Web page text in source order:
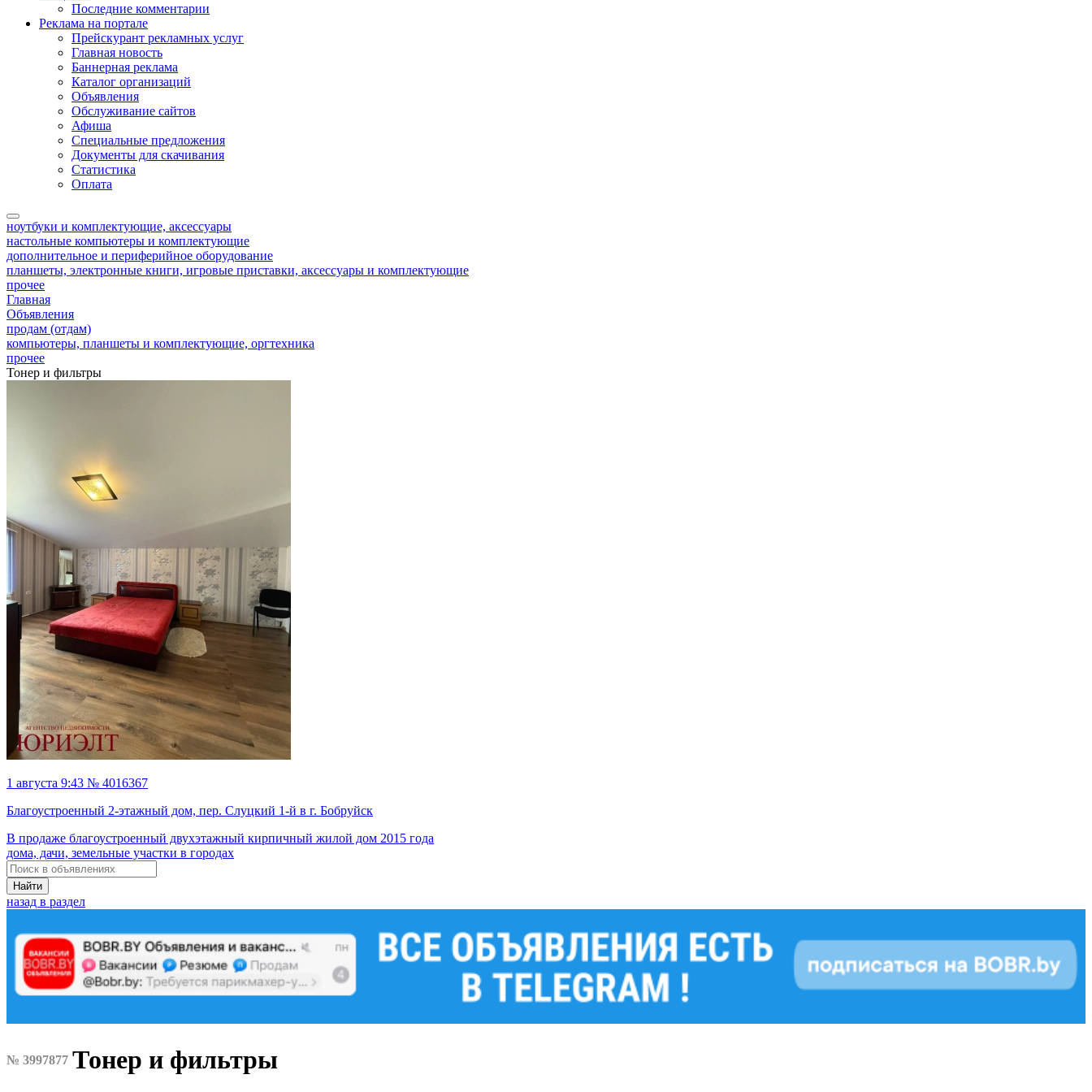
Последние комментарии
Реклама на портале
Прейскурант рекламных услуг
Главная новость
Баннерная реклама
Каталог организаций
Объявления
Обслуживание сайтов
Афиша
Специальные предложения
Документы для скачивания
Статистика
Оплата
ноутбуки и комплектующие, аксессуары
настольные компьютеры и комплектующие
дополнительное и периферийное оборудование
планшеты, электронные книги, игровые приставки, аксессуары и комплектующие
прочее
Главная
Объявления
продам (отдам)
компьютеры, планшеты и комплектующие, оргтехника
прочее
Тонер и фильтры
1 августа 9:43 № 4016367
Благоустроенный 2-этажный дом, пер. Слуцкий 1-й в г. Бобруйск
В продаже благоустроенный двухэтажный кирпичный жилой дом 2015 года
дома, дачи, земельные участки в городах
Найти
назад в раздел
№ 3997877 Тонер и фильтры